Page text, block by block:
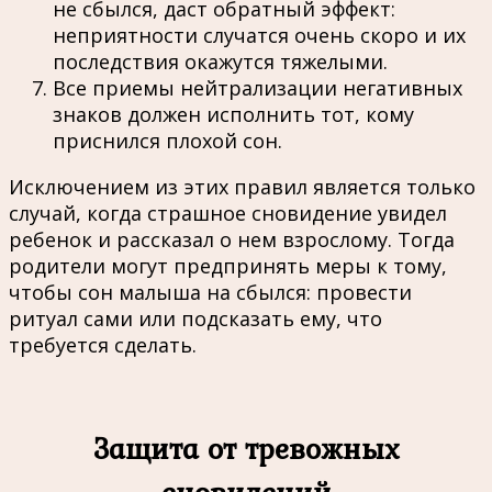
не сбылся, даст обратный эффект:
неприятности случатся очень скоро и их
последствия окажутся тяжелыми.
Все приемы нейтрализации негативных
знаков должен исполнить тот, кому
приснился плохой сон.
Исключением из этих правил является только
случай, когда страшное сновидение увидел
ребенок и рассказал о нем взрослому. Тогда
родители могут предпринять меры к тому,
чтобы сон малыша на сбылся: провести
ритуал сами или подсказать ему, что
требуется сделать.
Защита от тревожных